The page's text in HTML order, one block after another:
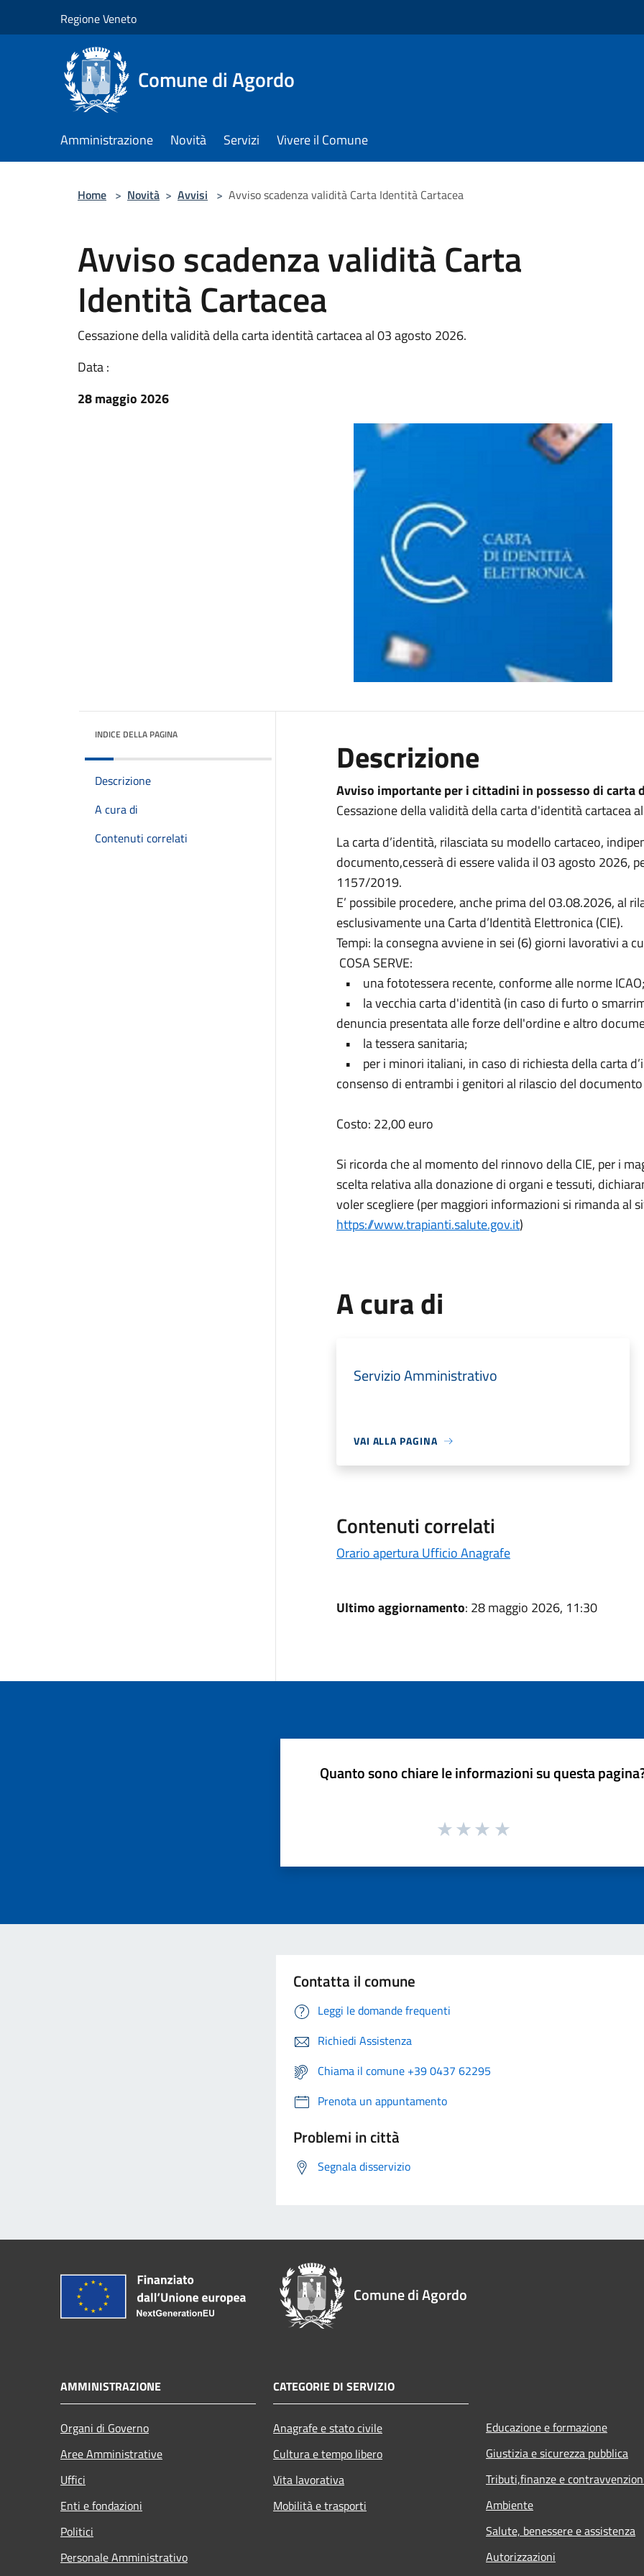
Regione Veneto
Comune di Agordo
Amministrazione Novità Servizi Vivere il Comune
Home > Novità > Avvisi > Avviso scadenza validità Carta Identità Cartacea
Avviso scadenza validità Carta
Identità Cartacea
Cessazione della validità della carta identità cartacea al 03 agosto 2026.
Data :
28 maggio 2026
INDICE DELLA PAGINA
Descrizione
A cura di
Contenuti correlati
Descrizione
Avviso importante per i cittadini in possesso di carta
Cessazione della validità della carta d'identità cartacea
La carta d’identità, rilasciata su modello cartaceo,
documento,cesserà di essere valida il 03 agosto 2026,
1157/2019.
E’ possibile procedere, anche prima del 03.08.2026, al
esclusivamente una Carta d’Identità Elettronica (CIE).
Tempi: la consegna avviene in sei (6) giorni lavorativi a
COSA SERVE:
• una fototessera recente, conforme alle norme ICAO;
• la vecchia carta d'identità (in caso di furto o
denuncia presentata alle forze dell'ordine e altro
• la tessera sanitaria;
• per i minori italiani, in caso di richiesta della carta
consenso di entrambi i genitori al rilascio del
Costo: 22,00 euro
Si ricorda che al momento del rinnovo della CIE, per i
scelta relativa alla donazione di organi e tessuti,
voler scegliere (per maggiori informazioni si rimanda al
https://www.trapianti.salute.gov.it)
A cura di
Servizio Amministrativo
VAI ALLA PAGINA
Contenuti correlati
Orario apertura Ufficio Anagrafe
Ultimo aggiornamento: 28 maggio 2026, 11:30
Quanto sono chiare le informazioni su questa
Contatta il comune
Leggi le domande frequenti
Richiedi Assistenza
Chiama il comune +39 0437 62295
Prenota un appuntamento
Problemi in città
Segnala disservizio
Comune di Agordo
AMMINISTRAZIONE
Organi di Governo
Aree Amministrative
Uffici
Enti e fondazioni
Politici
Personale Amministrativo
CATEGORIE DI SERVIZIO
Anagrafe e stato civile
Cultura e tempo libero
Vita lavorativa
Mobilità e trasporti
Educazione e formazione
Giustizia e sicurezza pubblica
Tributi,finanze e
Ambiente
Salute, benessere e assistenza
Autorizzazioni